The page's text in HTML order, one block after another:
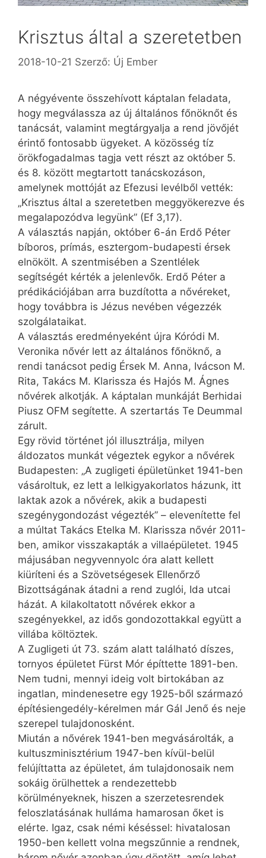
Krisztus által a szeretetben
2018-10-21 Szerző: Új Ember
A négyévente összehívott káptalan feladata,
hogy megválassza az új általános főnöknőt és
tanácsát, valamint megtárgyalja a rend jövőjét
érintő fontosabb ügyeket. A közösség tíz
örökfogadalmas tagja vett részt az október 5.
és 8. között megtartott tanácskozáson,
amelynek mottóját az Efezusi levélből vették:
„Krisztus által a szeretetben meggyökerezve és
megalapozódva legyünk” (Ef 3,17).
A választás napján, október 6-án Erdő Péter
bíboros, prímás, esztergom-budapesti érsek
elnökölt. A szentmisében a Szentlélek
segítségét kérték a jelenlevők. Erdő Péter a
prédikációjában arra buzdította a nővéreket,
hogy továbbra is Jézus nevében végezzék
szolgálataikat.
A választás eredményeként újra Kóródi M.
Veronika nővér lett az általános főnöknő, a
rendi tanácsot pedig Érsek M. Anna, Ivácson M.
Rita, Takács M. Klarissza és Hajós M. Ágnes
nővérek alkotják. A káptalan munkáját Berhidai
Piusz OFM segítette. A szertartás Te Deummal
zárult.
Egy rövid történet jól illusztrálja, milyen
áldozatos munkát végeztek egykor a nővérek
Budapesten: „A zugligeti épületünket 1941-ben
vásároltuk, ez lett a lelkigyakorlatos házunk, itt
laktak azok a nővérek, akik a budapesti
szegénygondozást végezték” – elevenítette fel
a múltat Takács Etelka M. Klarissza nővér 2011-
ben, amikor visszakapták a villaépületet. 1945
májusában negyvennyolc óra alatt kellett
kiüríteni és a Szövetségesek Ellenőrző
Bizottságának átadni a rend zuglói, Ida utcai
házát. A kilakoltatott nővérek ekkor a
szegényekkel, az idős gondozottakkal együtt a
villába költöztek.
A Zugligeti út 73. szám alatt található díszes,
tornyos épületet Fürst Mór építtette 1891-ben.
Nem tudni, mennyi ideig volt birtokában az
ingatlan, mindenesetre egy 1925-ből származó
építésiengedély-kérelmen már Gál Jenő és neje
szerepel tulajdonosként.
Miután a nővérek 1941-ben megvásárolták, a
kultuszminisztérium 1947-ben kívül-belül
felújíttatta az épületet, ám tulajdonosaik nem
sokáig örülhettek a rendezettebb
körülményeknek, hiszen a szerzetesrendek
feloszlatásának hulláma hamarosan őket is
elérte. Igaz, csak némi késéssel: hivatalosan
1950-ben kellett volna megszűnnie a rendnek,